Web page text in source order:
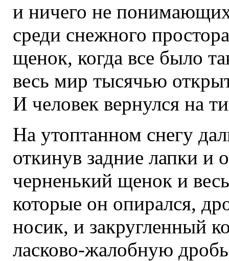
и ничего не
среди снежного
щенок, когда все было
весь мир тысячью
И человек вернулся на
На утоптанном снегу
откинув задние лапки и
черненький щенок и
которые он опирался,
носик, и закругленный
ласково-жалобную